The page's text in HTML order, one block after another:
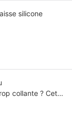
silicone
collante ? Cet